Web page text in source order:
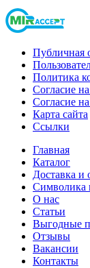
Публичная
Политика
Согласие
Согласие
Карта сайта
Ссылки
Главная
Каталог
Доставка и
Символика
О нас
Статьи
Выгодные
Отзывы
Вакансии
Контакты